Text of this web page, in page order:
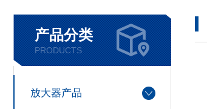
产品分类
PRODUCTS
放大器产品